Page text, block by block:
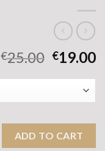
€25.00 €19.00
ADD TO CART